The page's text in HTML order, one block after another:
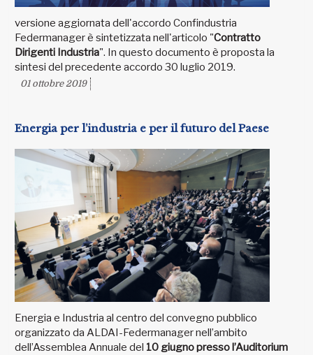
versione aggiornata dell'accordo Confindustria
Federmanager è sintetizzata nell'articolo "Contratto
Dirigenti Industria". In questo documento è proposta la
sintesi del precedente accordo 30 luglio 2019.
01 ottobre 2019
Energia per l’industria e per il futuro del Paese
Energia e Industria al centro del convegno pubblico
organizzato da ALDAI-Federmanager nell’ambito
dell’Assemblea Annuale del 10 giugno presso l’Auditorium